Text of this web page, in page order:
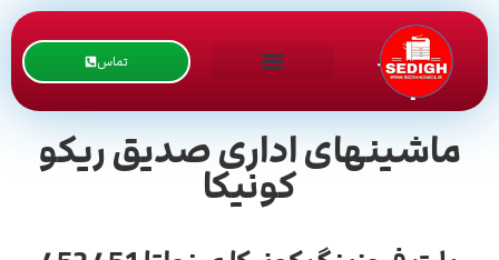
تماس
ماشینهای اداری صدیق ریکو
کونیکا